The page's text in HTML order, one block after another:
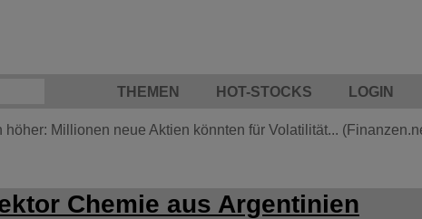
THEMEN HOT-STOCKS LOGIN
Millionen neue Aktien könnten für Volatilität...
Chemie aus Argentinien